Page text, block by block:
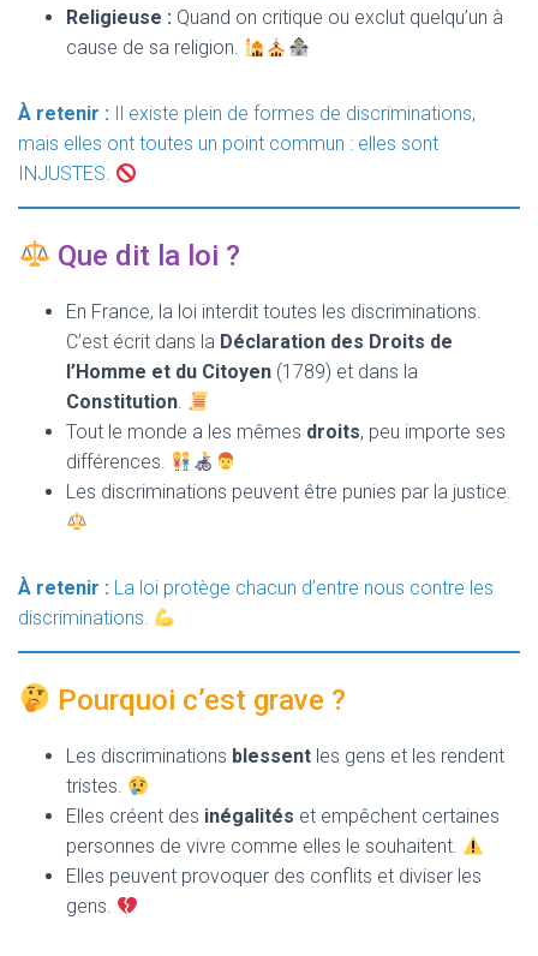
Religieuse : Quand on critique ou exclut quelqu’un à
cause de sa religion.
À retenir : Il existe plein de formes de discriminations,
mais elles ont toutes un point commun : elles sont
INJUSTES.
Que dit la loi ?
En France, la loi interdit toutes les discriminations.
C’est écrit dans la Déclaration des Droits de
l’Homme et du Citoyen (1789) et dans la
Constitution.
Tout le monde a les mêmes droits, peu importe ses
différences.
Les discriminations peuvent être punies par la justice.
À retenir : La loi protège chacun d’entre nous contre les
discriminations.
Pourquoi c’est grave ?
Les discriminations blessent les gens et les rendent
tristes.
Elles créent des inégalités et empêchent certaines
personnes de vivre comme elles le souhaitent.
Elles peuvent provoquer des conflits et diviser les
gens.